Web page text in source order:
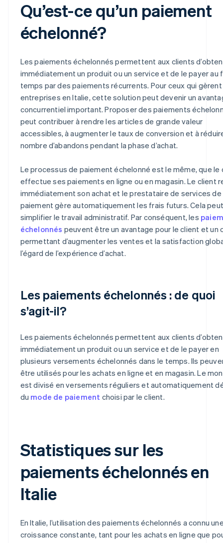
Qu’est-ce qu’un paiement
échelonné?
Les paiements échelonnés permettent aux clients
immédiatement un produit ou un service et de le payer au
temps par des paiements récurrents. Pour ceux qui
entreprises en Italie, cette solution peut devenir un
concurrentiel important. Proposer des paiements
peut contribuer à rendre les articles de grande valeur
accessibles, à augmenter le taux de conversion et à
nombre d’abandons pendant la phase d’achat.
Le processus de paiement échelonné est le même, que le
effectue ses paiements en ligne ou en magasin. Le client
immédiatement son achat et le prestataire de services de
paiement gère automatiquement les frais futurs. Cela peut
simplifier le travail administratif. Par conséquent, les
échelonnés peuvent être un avantage pour le client et un
permettant d’augmenter les ventes et la satisfaction
l’égard de l’expérience d’achat.
Les paiements échelonnés : de quoi
s’agit-il?
Les paiements échelonnés permettent aux clients
immédiatement un produit ou un service et de le payer en
plusieurs versements échelonnés dans le temps. Ils
être utilisés pour les achats en ligne et en magasin. Le
est divisé en versements réguliers et automatiquement
du mode de paiement choisi par le client.
Statistiques sur les
paiements échelonnés en
Italie
En Italie, l’utilisation des paiements échelonnés a connu
croissance constante, tant pour les achats en ligne que